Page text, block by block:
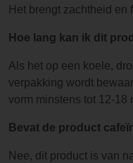
Het brengt zachtheid en
Hoe lang kan ik dit
Als het op een koele,
verpakking wordt
vorm minstens tot 12-18
Bevat de product
Nee, dit product is van